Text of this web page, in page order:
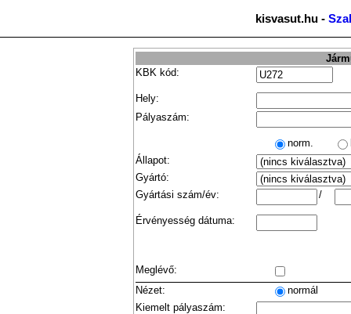
kisvasut.hu -
KBK kód:
Hely:
Pályaszám:
norm.
Állapot:
Gyártó:
Gyártási szám/év:
/
Érvényesség dátuma:
Meglévő:
Nézet:
normál
Kiemelt pályaszám: